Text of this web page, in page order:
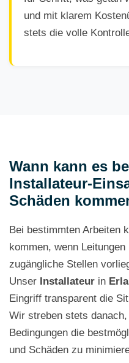
und mit klarem
stets die volle
Wann kann es
Installateur-
Schäden
Bei bestimmten Arbeiten
kommen, wenn
zugängliche Stellen
Unser Installateur in Erla
Eingriff transparent die
Wir streben stets
Bedingungen die
und Schäden zu